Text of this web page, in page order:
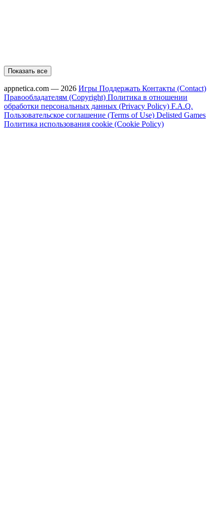
Показать все
appnetica.com — 2026 Игры Поддержать Контакты (Contact)
Правообладателям (Copyright) Политика в отношении
обработки персональных данных (Privacy Policy) F.A.Q.
Пользовательское соглашение (Terms of Use) Delisted Games
Политика использования cookie (Cookie Policy)